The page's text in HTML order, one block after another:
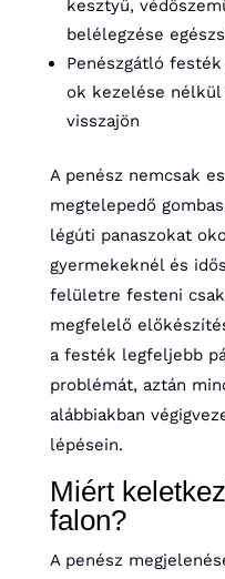
kesztyű,
belélegzése
Penészgátló festék
ok kezelése
visszajön
A penész nemcsak
megtelepedő
légúti panaszokat
gyermekeknél és
felületre festeni
megfelelő
a festék legfeljebb
problémát, aztán
alábbiakban
lépésein.
Miért
falon?
A penész